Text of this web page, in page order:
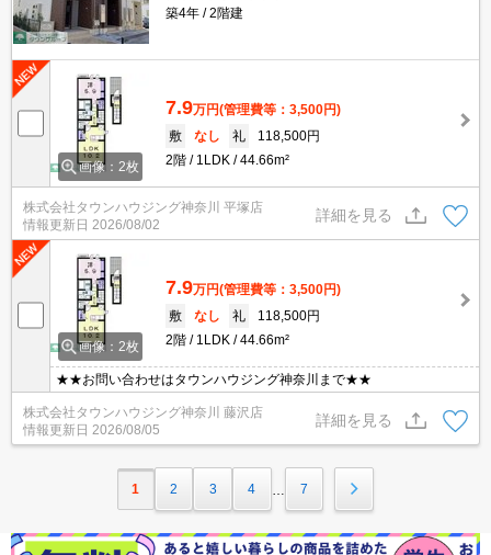
築4年
2階建
画像：2枚
7.9万円(管理費等：3,500円)
敷
なし 礼
118,500円
2階
1LDK 44.66m²
株式会社タウンハウジング神奈川 平塚店
情報更新日 2026/08/02
詳細を見る
画像：2枚
7.9万円(管理費等：3,500円)
敷
なし 礼
118,500円
2階
1LDK 44.66m²
★★お問い合わせはタウンハウジング神奈川まで★★
株式会社タウンハウジング神奈川 藤沢店
情報更新日 2026/08/05
詳細を見る
1 2 3 4 7